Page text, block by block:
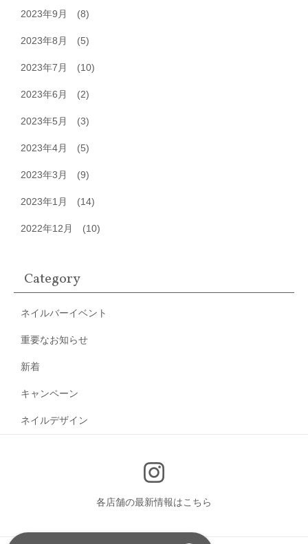
2023年9月 (8)
2023年8月 (5)
2023年7月 (10)
2023年6月 (2)
2023年5月 (3)
2023年4月 (5)
2023年3月 (9)
2023年1月 (14)
2022年12月 (10)
Category
ネイルバーイベント
重要なお知らせ
新着
キャンペーン
ネイルデザイン
各店舗の最新情報はこちら